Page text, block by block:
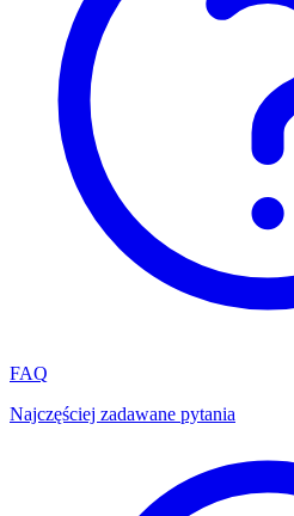
FAQ
Najczęściej zadawane pytania